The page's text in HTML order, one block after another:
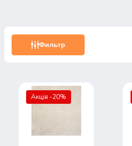
Фильтр
Акція -20%